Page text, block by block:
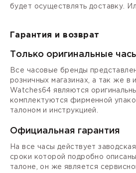
будет осуществлять доставку.
Гарантия и возврат
Только оригинальные
Все часовые бренды
розничных магазинах, а так же в
Watches64 являются
комплектуются фирменной
талоном и инструкцией.
Официальная гарантия
На все часы действует
сроки которой подробно
талоне, он же является